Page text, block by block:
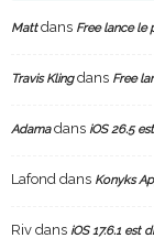
Mattdans Free lance le
Travis Klingdans Free
Adamadans iOS 26.5
Lafond dans Konyks
Riv dans iOS 17.6.1 est